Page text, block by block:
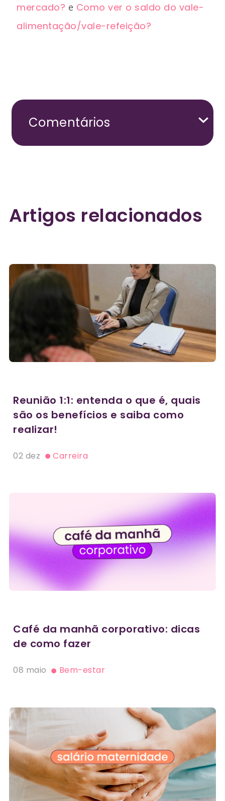
mercado? e Como ver o saldo do vale-
alimentação/vale-refeição?
Comentários
Artigos relacionados
Reunião 1:1: entenda o que é, quais
são os benefícios e saiba como
realizar!
02 dez Carreira
Café da manhã corporativo: dicas
de como fazer
08 maio Bem-estar